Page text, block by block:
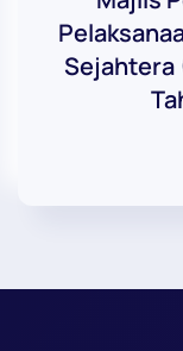
Sejahtera